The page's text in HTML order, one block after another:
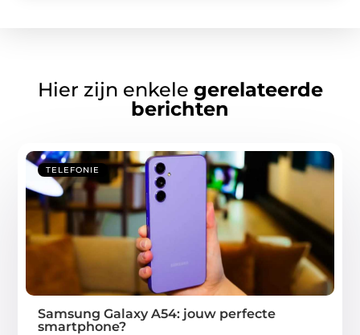
Hier zijn enkele gerelateerde
berichten
TELEFONIE
Samsung Galaxy A54: jouw perfecte
smartphone?